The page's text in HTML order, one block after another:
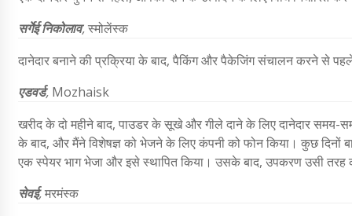
सर्गेई निकोलाव,स्मोलेंस्क
दानेदार बनाने की प्रक्रिया के बाद, पैकिंग और पैकेजिंग संचालन करने से
एडवर्ड, Mozhaisk
खरीद के दो महीने बाद, पाउडर के सूखे और गीले दाने के लिए दानेदार
के बाद, और मैंने विशेषज्ञ को भेजने के लिए कंपनी को फोन किया। कुछ दिनों
एक स्पेयर भाग भेजा और इसे स्थापित किया। उसके बाद, उपकरण उसी तरह
सेवई,मरमंस्क